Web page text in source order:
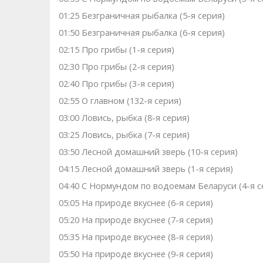
01:25 Безгрaничнaя pыбалка (5-я серия)
01:50 Безгрaничнaя pыбалка (6-я серия)
02:15 Про грибы (1-я серия)
02:30 Про грибы (2-я серия)
02:40 Про грибы (3-я серия)
02:55 О главном (132-я серия)
03:00 Ловись, рыбка (8-я серия)
03:25 Ловись, рыбка (7-я серия)
03:50 Лесной домашний зверь (10-я серия)
04:15 Лeсной домашний зверь (1-я серия)
04:40 С Нормундом по водоемам Беларуси (4-я
05:05 На природе вкуснее (6-я серия)
05:20 На природе вкуснее (7-я серия)
05:35 На природе вкуснее (8-я серия)
05:50 На природе вкуснее (9-я серия)